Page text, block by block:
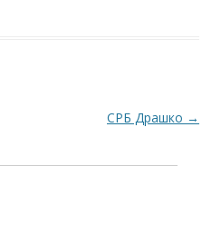
СРБ Драшко →